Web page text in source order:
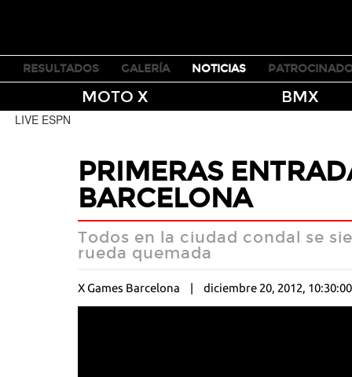
TICKETS
RESULTADOS GALERÍA NOTICIAS
MOTO X BMX
LIVE ESPN
PRIMERAS
BARCELONA
Todos en la ciudad condal se
rueda quemada
X Games Barcelona diciembre 20, 2012,